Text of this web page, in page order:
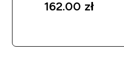
162.00 zł‎